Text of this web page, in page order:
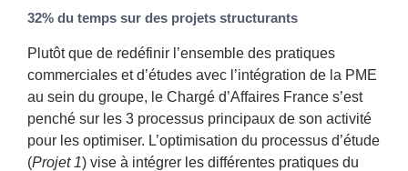
32% du temps sur des projets structurants
Plutôt que de redéfinir l’ensemble des pratiques
commerciales et d’études avec l’intégration de la PME
au sein du groupe, le Chargé d’Affaires France s’est
penché sur les 3 processus principaux de son activité
pour les optimiser. L’optimisation du processus d’étude
(Projet 1) vise à intégrer les différentes pratiques du